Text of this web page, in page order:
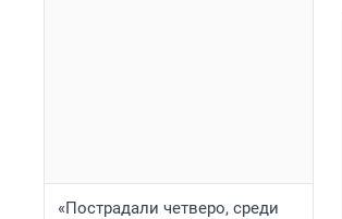
«Пострадали четверо, среди